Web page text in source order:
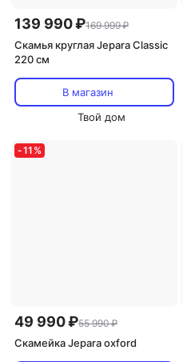
139 990 ₽169 999 ₽
Скамья круглая Jepara Classic
220 см
В магазин
Твой дом
-11 %
49 990 ₽55 990 ₽
Скамейка Jepara oxford